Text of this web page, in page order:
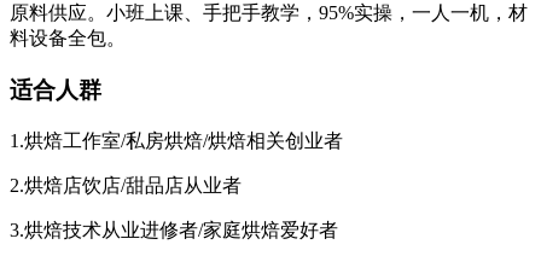
原料供应。小班上课、手把手教学，95%实操，一人一机，材
料设备全包。
适合人群
1.烘焙工作室/私房烘焙/烘焙相关创业者
2.烘焙店饮店/甜品店从业者
3.烘焙技术从业进修者/家庭烘焙爱好者